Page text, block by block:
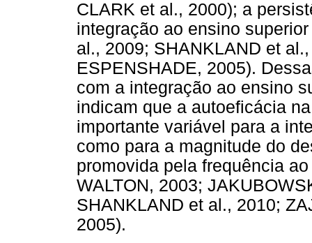
CLARK et al., 2000); a
integração ao ensino
al., 2009; SHANKLAND et
ESPENSHADE, 2005).
com a integração ao ensino
indicam que a autoeficácia
importante variável para a
como para a magnitude do
promovida pela frequência
WALTON, 2003;
SHANKLAND et al., 2010;
2005).